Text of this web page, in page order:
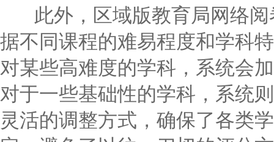
此外，区域版教育局网络阅
据不同课程的难易程度和学科
对某些高难度的学科，系统会
对于一些基础性的学科，系统
灵活的调整方式，确保了各类